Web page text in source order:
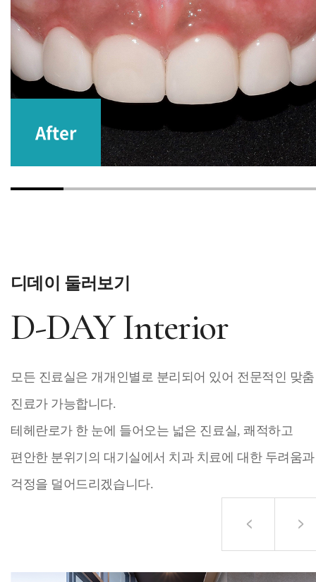
Before
디데이 둘러보기
D-DAY Interior
모든 진료실은 개개인별로 분리되어 있어 전문적인 맞춤
진료가 가능합니다.
테헤란로가 한 눈에 들어오는 넓은 진료실, 쾌적하고
편안한 분위기의 대기실에서 치과 치료에 대한 두려움과
걱정을 덜어드리겠습니다.